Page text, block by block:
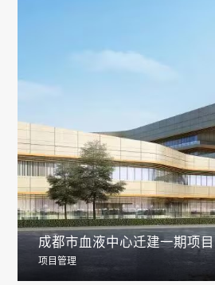
成都市血液中心迁建一期项目
项目管理